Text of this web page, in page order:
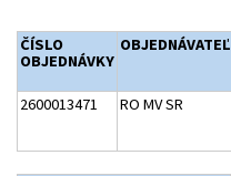
ČÍSLO
OBJEDNÁVKY
OBJEDNÁVATEĽ
2600013471 RO MV SR